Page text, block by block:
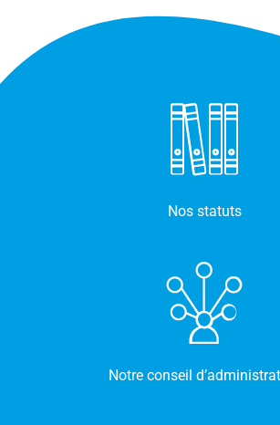
Nos statuts
Notre conseil